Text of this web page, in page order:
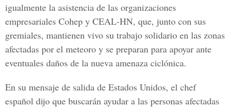
igualmente la asistencia de las organizaciones
empresariales Cohep y CEAL-HN, que, junto con sus
gremiales, mantienen vivo su trabajo solidario en las zonas
afectadas por el meteoro y se preparan para apoyar ante
eventuales daños de la nueva amenaza ciclónica.
En su mensaje de salida de Estados Unidos, el chef
español dijo que buscarán ayudar a las personas afectadas